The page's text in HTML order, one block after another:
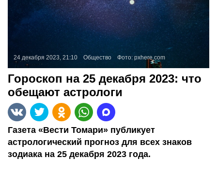
24 декабря 2023, 21:10 Общество Фото: pxhere.com
Гороскоп на 25 декабря 2023: что
обещают астрологи
Газета «Вести Томари» публикует
астрологический прогноз для всех знаков
зодиака на 25 декабря 2023 года.